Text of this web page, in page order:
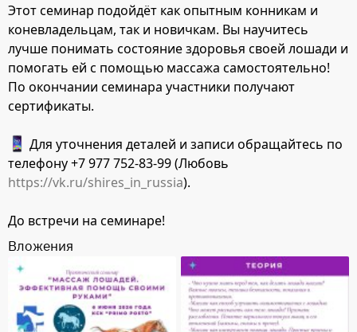
Этот семинар подойдёт как опытным конникам и
коневладельцам, так и новичкам. Вы научитесь
лучше понимать состояние здоровья своей лошади и
помогать ей с помощью массажа самостоятельно!
По окончании семинара участники получают
сертификаты.
Для уточнения деталей и записи обращайтесь по
телефону +7 977 752-83-99 (Любовь
https://vk.ru/shires_in_russia).
До встречи на семинаре!
Вложения